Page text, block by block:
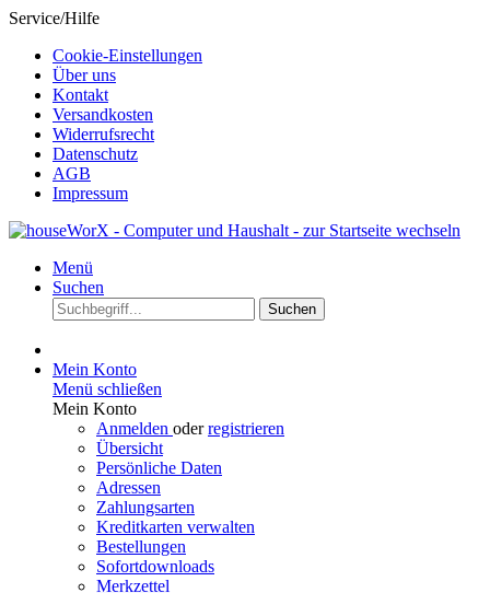
Service/Hilfe
Cookie-Einstellungen
Über uns
Kontakt
Versandkosten
Widerrufsrecht
Datenschutz
AGB
Impressum
Menü
Suchen
Suchen
Mein Konto
Menü schließen
Mein Konto
Anmelden oderregistrieren
Übersicht
Persönliche Daten
Adressen
Zahlungsarten
Kreditkarten verwalten
Bestellungen
Sofortdownloads
Merkzettel